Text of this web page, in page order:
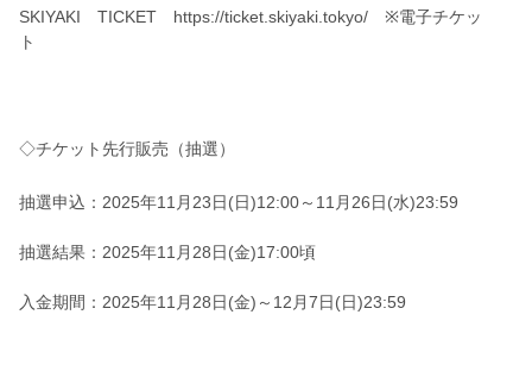
SKIYAKI TICKET https://ticket.skiyaki.tokyo/ ※電子チケッ
ト
◇チケット先行販売（抽選）
抽選申込：2025年11月23日(日)12:00～11月26日(水)23:59
抽選結果：2025年11月28日(金)17:00頃
入金期間：2025年11月28日(金)～12月7日(日)23:59